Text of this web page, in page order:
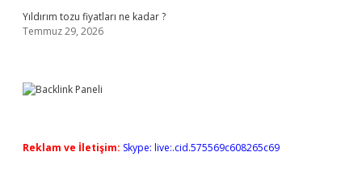
Yıldırım tozu fiyatları ne kadar ?
Temmuz 29, 2026
Reklam ve İletişim: Skype: live:.cid.575569c608265c69